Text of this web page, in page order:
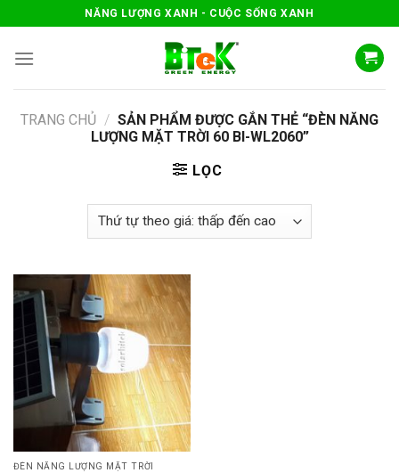
content
NĂNG LƯỢNG XANH - CUỘC SỐNG XANH
TRANG CHỦ / SẢN PHẨM ĐƯỢC GẮN THẺ “ĐÈN NĂNG
LƯỢNG MẶT TRỜI 60 BI-WL2060”
LỌC
ĐÈN NĂNG LƯỢNG MẶT TRỜI